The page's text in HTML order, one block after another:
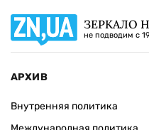
ЗЕРКАЛО
не подводим с
АРХИВ
Внутренняя политика